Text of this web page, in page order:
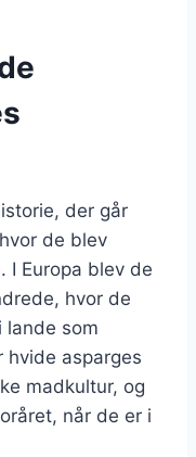
der går
de blev
I Europa blev de
hvor de
som
hvide asparges
madkultur, og
når de er i